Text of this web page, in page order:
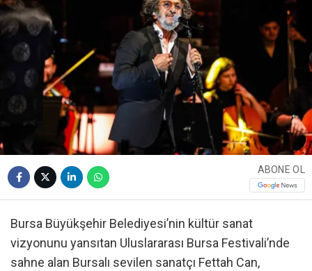
ABONE OL
Bursa Büyükşehir Belediyesi’nin kültür sanat
vizyonunu yansıtan Uluslararası Bursa Festivali’nde
sahne alan Bursalı sevilen sanatçı Fettah Can,